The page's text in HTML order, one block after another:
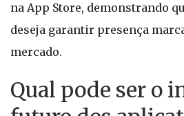
na App Store, demonstrando
deseja garantir presença
mercado.
Qual pode ser o